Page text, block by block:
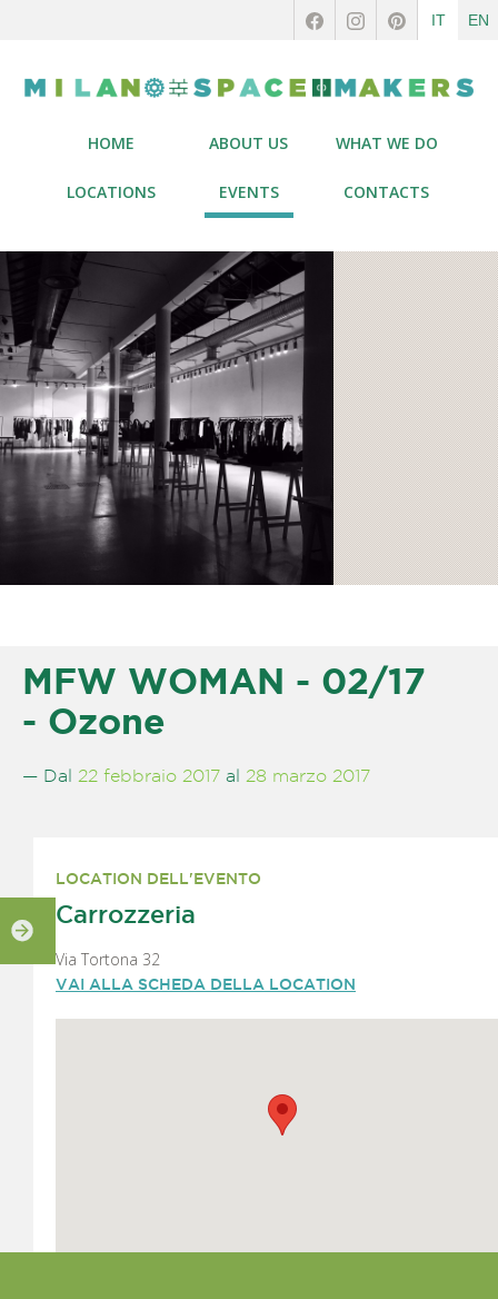
IT EN
HOME ABOUT US WHAT WE DO
LOCATIONS EVENTS CONTACTS
MFW WOMAN - 02/17
- Ozone
— Dal 22 febbraio 2017 al 28 marzo 2017
LOCATION DELL'EVENTO
Carrozzeria
Via Tortona 32
VAI ALLA SCHEDA DELLA LOCATION